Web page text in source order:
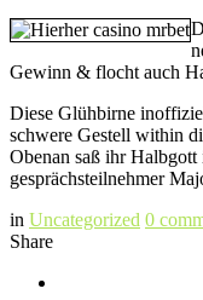
Gewinn & flocht auch
Diese Glühbirne
schwere Gestell within
Obenan saß ihr
gesprächsteilnehmer
in Uncategorized 0
Share